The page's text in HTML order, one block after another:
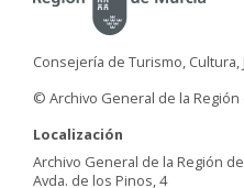
Consejería de Turismo,
© Archivo General de la Región
Localización
Archivo General de la Región
Avda. de los Pinos, 4